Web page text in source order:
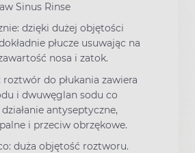
Sinus Rinse
dzięki dużej objętości
płucze usuwając na
nosa i zatok.
roztwór do płukania zawiera
i dwuwęglan sodu co
antyseptyczne,
i przeciw obrzękowe.
duża objętość roztworu.